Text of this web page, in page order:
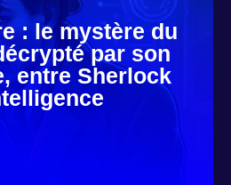
: le mystère du
par son
entre Sherlock